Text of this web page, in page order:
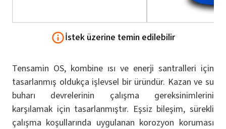
İstek üzerine temin edilebilir
Tensamin OS, kombine ısı ve enerji santralleri için
tasarlanmış oldukça işlevsel bir üründür. Kazan ve su
buharı devrelerinin çalışma gereksinimlerini
karşılamak için tasarlanmıştır. Eşsiz bileşim, sürekli
çalışma koşullarında uygulanan korozyon koruması